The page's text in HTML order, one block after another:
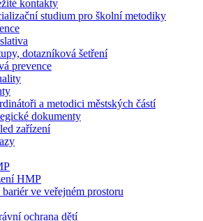
kontakty
studium pro školní metodiky
dotazníková šetření
prevence
a metodici městských částí
dokumenty
zařízení
HMP
ve veřejném prostoru
ochrana dětí